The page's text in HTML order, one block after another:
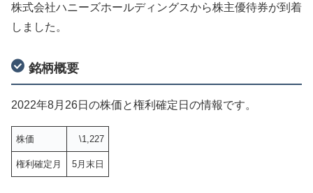
株式会社ハニーズホールディングスから株主優待券が到着
しました。
銘柄概要
2022年8月26日の株価と権利確定日の情報です。
株価 \1,227
権利確定月 5月末日